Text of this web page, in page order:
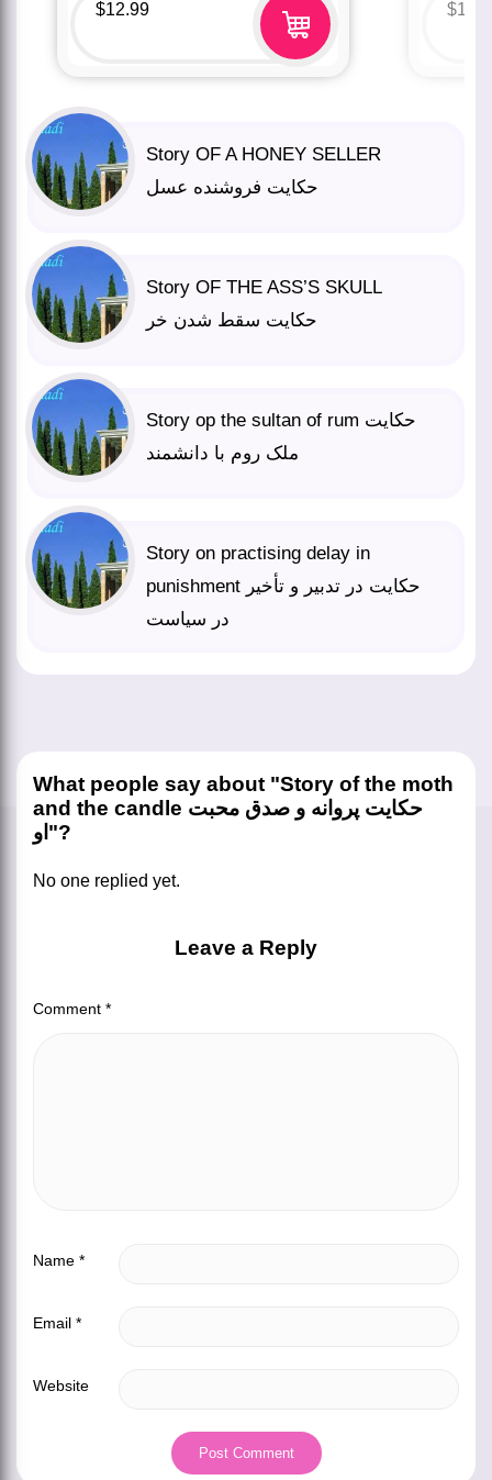
$12.99 $
Story OF A HONEY SELLER
حکایت فروشنده عسل
Story OF THE ASS’S SKULL
حکایت سقط شدن خر
Story op the sultan of rum حکایت
ملک روم با دانشمند
Story on practising delay in
punishment حکایت در تدبیر و تأخیر
در سیاست
What people say about "Story of the moth
and the candle حکایت پروانه و صدق محبت
او"?
No one replied yet.
Leave a Reply
Comment *
Name *
Email *
Website